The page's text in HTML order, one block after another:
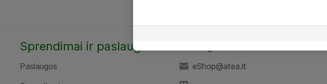
Sprendimai ir paslaugos
Paslaugos
eShop@atea.lt